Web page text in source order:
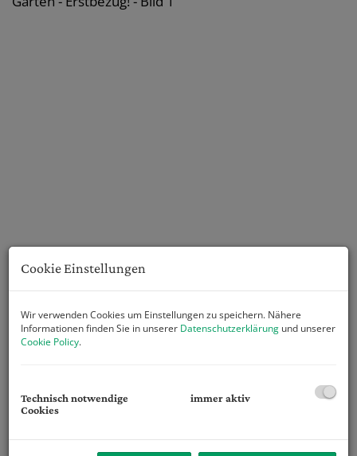
Dieses Neubauprojekt mit nur sechs Einheiten,
Cookie Einstellungen
Wir verwenden Cookies um Einstellungen zu speichern. Nähere
Informationen finden Sie in unserer Datenschutzerklärung und unserer
Cookie Policy.
Technisch notwendige
Cookies
immer aktiv